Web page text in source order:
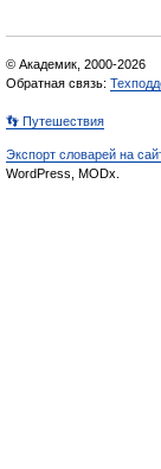
© Академик, 2000-2026
Обратная связь:
👣 Путешествия
Экспорт словарей на
WordPress, MODx.